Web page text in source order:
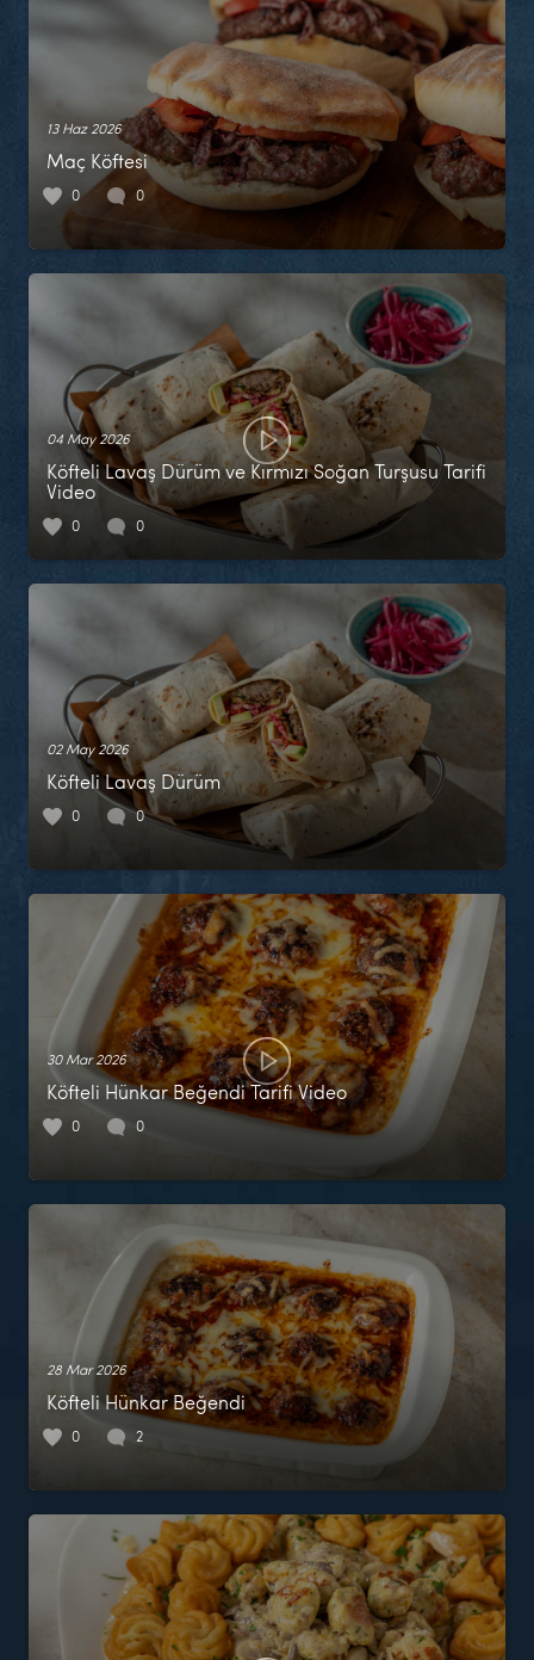
13 Haz 2026
Maç Köftesi
0 0
04 May 2026
Köfteli Lavaş Dürüm ve Kırmızı Soğan Turşusu Tarifi
Video
0 0
02 May 2026
Köfteli Lavaş Dürüm
0 0
30 Mar 2026
Köfteli Hünkar Beğendi Tarifi Video
0 0
28 Mar 2026
Köfteli Hünkar Beğendi
0 2